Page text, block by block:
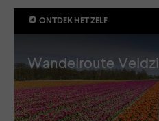
ONTDEK HET ZELF
Wandelroute